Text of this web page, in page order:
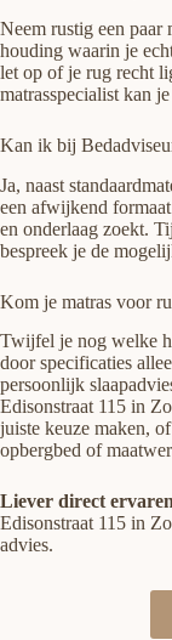
Neem rustig een paar
houding waarin je
let op of je rug recht
matrasspecialist kan
Kan ik bij
Ja, naast
een afwijkend
en onderlaag zoekt.
bespreek je de
Kom je matras voor
Twijfel je nog welke
door specificaties
persoonlijk
Edisonstraat 115 in
juiste keuze maken,
opbergbed of
Liever direct
Edisonstraat 115 in
advies.